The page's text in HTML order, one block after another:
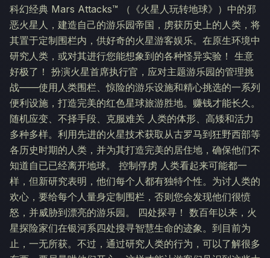
科幻经典 Mars Attacks™ （《火星人玩转地球》）中的邪
恶火星人，建造自己的游乐园帝国，虏获历史上的人类，将
其置于定制围栏内，供好奇的火星游客娱乐。在原生环境中
研究人类，或对其进行您能想象到的各种怪异实验！ 生意
好极了！ 扮演火星首席执行官，应对主题游乐园的管理挑
战——使用人类围栏、惊险的游乐设施和精心挑选的一系列
便利设施，打造完美的红色星球旅游胜地。赚钱才能长久。
随机应变、不择手段、克服难关 人类的体形、高矮和活力
多种多样。利用先进的火星技术获取从古罗马到狂野西部等
各历史时期的人类，并为其打造完美的居住地，确保他们不
知道自已已经离开地球。 控制俘虏 人类看起来可能都一
样，但新研究表明，他们每个人都有独特个性。为讨人类的
欢心，要给每个人量身定制围栏，否则您会发现他们很愤
怒，并威胁到漂亮的游乐园。 四处探寻！ 数百年以来，火
星探险家们在银河系四处搜寻智慧生命的迹象。到目前为
止，一无所获。不过，通过研究人类的行为，可以了解很多